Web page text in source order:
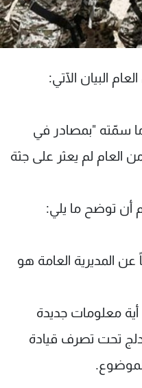
البيان الآتي:
سمّته "بمصادر في
العام لم يعثر على جثة
أن توضح ما يلي:
عن المديرية العامة هو
أية معلومات جديدة
تحت تصرف قيادة